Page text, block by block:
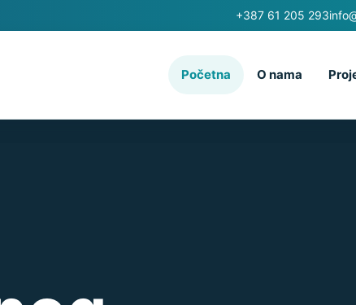
+387 61 205 293
Početna O nama